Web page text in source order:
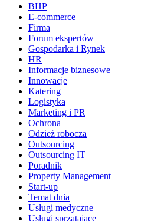
BHP
E-commerce
Firma
Forum ekspertów
Gospodarka i Rynek
HR
Informacje biznesowe
Innowacje
Katering
Logistyka
Marketing i PR
Ochrona
Odzież robocza
Outsourcing
Outsourcing IT
Poradnik
Property Management
Start-up
Temat dnia
Usługi medyczne
Usługi sprzątające